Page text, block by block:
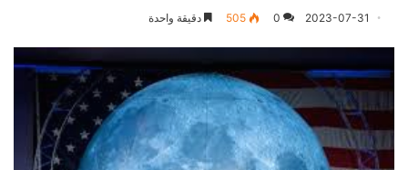
2023-07-31
0
505 دقيقة واحدة